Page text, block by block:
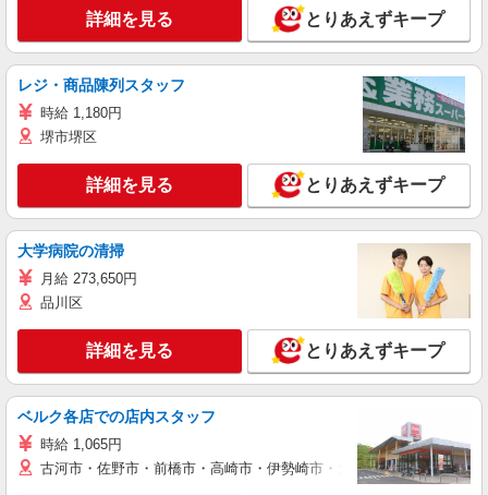
詳細を見る とりあえずキープ
レジ・商品陳列スタッフ
時給 1,180円
堺市堺区
詳細を見る とりあえずキープ
大学病院の清掃
月給 273,650円
品川区
詳細を見る とりあえずキープ
ベルク各店での店内スタッフ
時給 1,065円
古河市・佐野市・前橋市・高崎市・伊勢崎市・太田市・館林市・藤